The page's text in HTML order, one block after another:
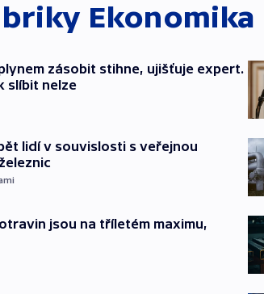
Ekonomika
zásobit stihne, ujišťuje expert.
slíbit nelze
lidí v souvislosti s veřejnou
jsou na tříletém maximu,